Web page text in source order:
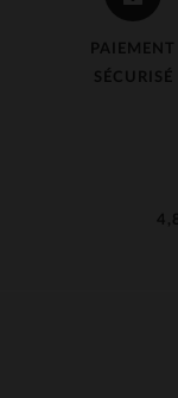
PAIEMENT
SÉCURISÉ